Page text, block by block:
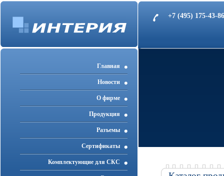
+7 (495) 175-43-
Главная
Новости
О фирме
Продукция
Разъемы
Cертификаты
Комплектующие для СКС